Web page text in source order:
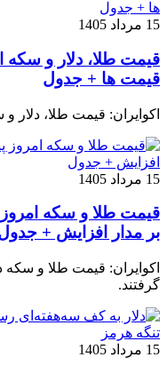
15 مرداد 1405
قیمت ها + جدول
اکوایران: قیمت طلا،
15 مرداد 1405
بر مدار افزایش +
اکوایران: قیمت طلا و سکه
گرفتند.
15 مرداد 1405